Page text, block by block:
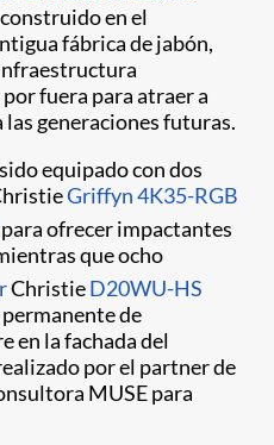
en el
fábrica de jabón,
fuera para atraer a
generaciones futuras.
equipado con dos
Griffyn 4K35-RGB
para ofrecer impactantes
que ocho
ChristieD20WU-HS
de
en la fachada del
por el partner de
MUSE para